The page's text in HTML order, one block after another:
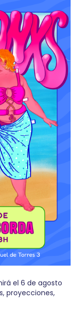
el 6 de agosto
proyecciones,